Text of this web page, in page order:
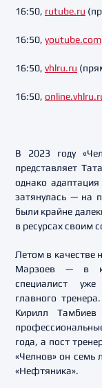
16:50, rutube.ru
16:50, youtube.com
16:50, vhlru.ru
16:50,
В 2023 году
представляет
однако
затянулась — на
были крайне
в ресурсах своим
Летом в качестве
Марзоев — в
специалист
главного
Кирилл
года, а пост
«Челнов» он семь
«Нефтяника».